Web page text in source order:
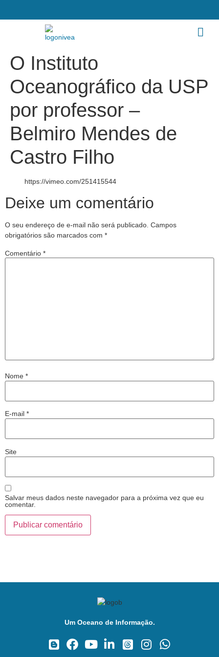
O Instituto
Oceanográfico da USP
por professor –
Belmiro Mendes de
Castro Filho
https://vimeo.com/251415544
Deixe um comentário
O seu endereço de e-mail não será publicado. Campos
obrigatórios são marcados com *
Comentário *
Nome *
E-mail *
Site
Salvar meus dados neste navegador para a próxima vez que eu
comentar.
Um Oceano de Informação.